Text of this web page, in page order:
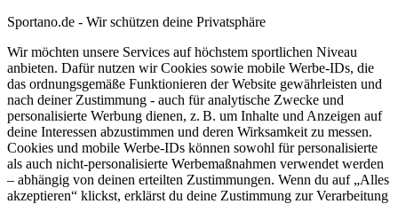
Sportano.de - Wir schützen deine Privatsphäre
Wir möchten unsere Services auf höchstem sportlichen Niveau
anbieten. Dafür nutzen wir Cookies sowie mobile Werbe-IDs, die
das ordnungsgemäße Funktionieren der Website gewährleisten und
nach deiner Zustimmung - auch für analytische Zwecke und
personalisierte Werbung dienen, z. B. um Inhalte und Anzeigen auf
deine Interessen abzustimmen und deren Wirksamkeit zu messen.
Cookies und mobile Werbe-IDs können sowohl für personalisierte
als auch nicht-personalisierte Werbemaßnahmen verwendet werden
– abhängig von deinen erteilten Zustimmungen. Wenn du auf „Alles
akzeptieren“ klickst, erklärst du deine Zustimmung zur Verarbeitung